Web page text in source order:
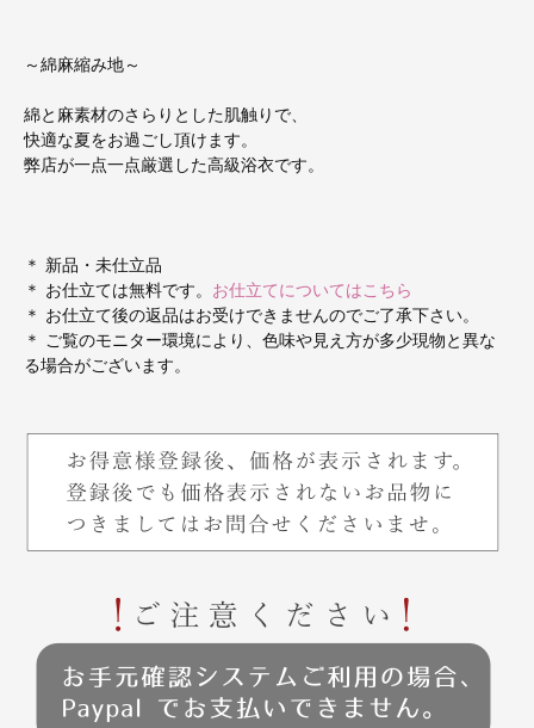
～綿麻縮み地～
綿と麻素材のさらりとした肌触りで、
快適な夏をお過ごし頂けます。
弊店が一点一点厳選した高級浴衣です。
＊ 新品・未仕立品
＊ お仕立ては無料です。 お仕立てについてはこちら
＊ お仕立て後の返品はお受けできませんのでご了承下さい。
＊ ご覧のモニター環境により、色味や見え方が多少現物と異な
る場合がございます。